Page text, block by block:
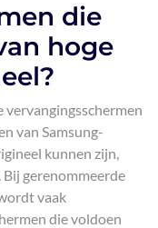
die
hoge
vervangingsschermen
van Samsung-
kunnen zijn,
gerenommeerde
vaak
die voldoen